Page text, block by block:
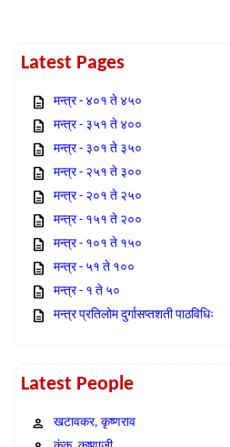
Latest Pages
मन्त्र - ४०१ ते ४५०
मन्त्र - ३५१ ते ४००
मन्त्र - ३०१ ते ३५०
मन्त्र - २५१ ते ३००
मन्त्र - २०१ ते २५०
मन्त्र - १५१ ते २००
मन्त्र - १०१ ते १५०
मन्त्र - ५१ ते १००
मन्त्र - १ ते ५०
मन्त्र प्रतिलोम दुर्गासप्तशती पाठविधिः
Latest People
खटावकर, कृष्णराव